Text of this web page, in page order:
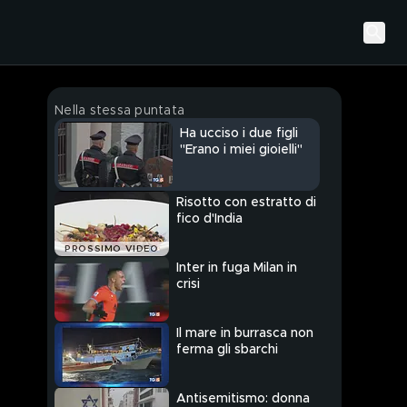
Nella stessa puntata
Ha ucciso i due figli
"Erano i miei gioielli"
PROSSIMO VIDEO
Risotto con estratto di
fico d'India
Inter in fuga Milan in
crisi
Il mare in burrasca non
ferma gli sbarchi
Antisemitismo: donna